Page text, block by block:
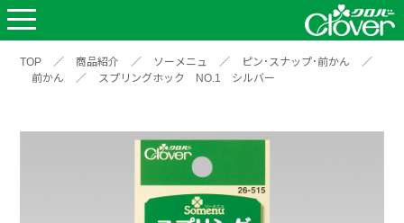
TOP ／ 商品紹介 ／ ソーメニュ ／ ピン･スナップ･前かん
／
前かん
／ スプリングホック NO.1 シルバー